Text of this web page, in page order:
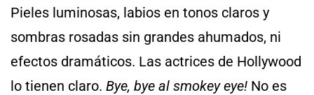
Pieles luminosas, labios en tonos claros y
sombras rosadas sin grandes ahumados, ni
efectos dramáticos. Las actrices de Hollywood
lo tienen claro. Bye, bye al smokey eye! No es